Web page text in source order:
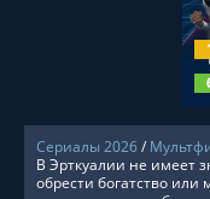
Сериалы 2026/
В Эрткуалии не имеет
обрести богатство